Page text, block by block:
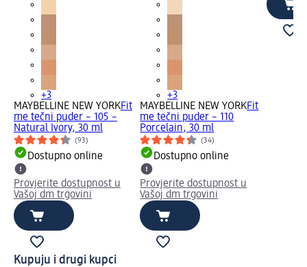
+3
MAYBELLINE NEW YORKFit
me tečni puder – 105 –
Natural Ivory, 30 ml
(93)
Dostupno online
Provjerite dostupnost u
Vašoj dm trgovini
+3
MAYBELLINE NEW YORKFit
me tečni puder – 110
Porcelain, 30 ml
(34)
Dostupno online
Provjerite dostupnost u
Vašoj dm trgovini
Kupuju i drugi kupci